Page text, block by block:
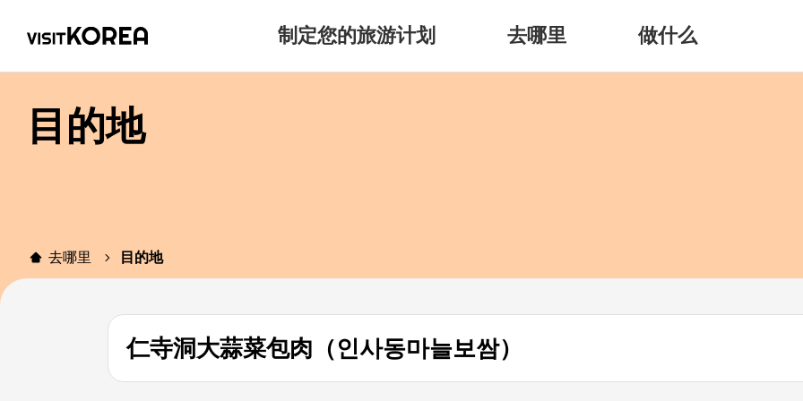
制定您的旅游计划 去哪里 做什么
目的地
去哪里 目的地
仁寺洞大蒜菜包肉（인사동마늘보쌈）